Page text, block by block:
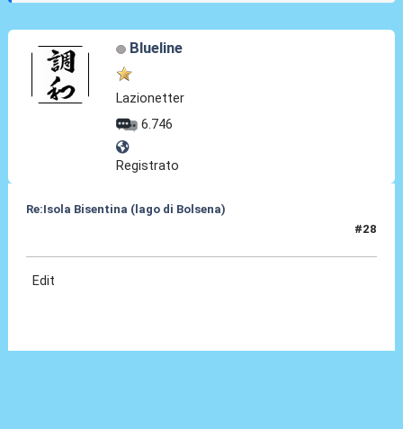
Blueline
Lazionetter
6.746
Registrato
Re:Isola Bisentina (lago di Bolsena)
#28
Edit